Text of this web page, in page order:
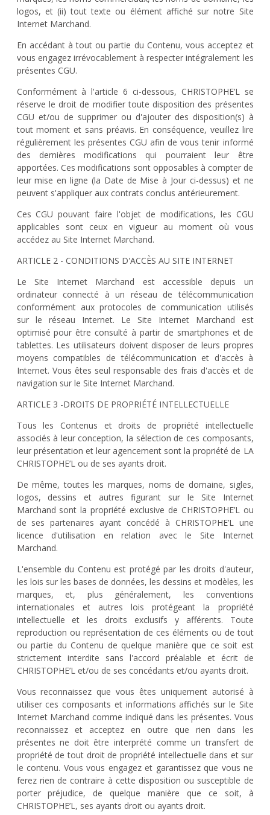
logos, et (ii) tout texte ou élément affiché sur notre Site
Internet Marchand.
En accédant à tout ou partie du Contenu, vous acceptez et
vous engagez irrévocablement à respecter intégralement les
présentes CGU.
Conformément à l'article 6 ci-dessous, CHRISTOPHE’L se
réserve le droit de modifier toute disposition des présentes
CGU et/ou de supprimer ou d'ajouter des disposition(s) à
tout moment et sans préavis. En conséquence, veuillez lire
régulièrement les présentes CGU afin de vous tenir informé
des dernières modifications qui pourraient leur être
apportées. Ces modifications sont opposables à compter de
leur mise en ligne (la Date de Mise à Jour ci-dessus) et ne
peuvent s'appliquer aux contrats conclus antérieurement.
Ces CGU pouvant faire l'objet de modifications, les CGU
applicables sont ceux en vigueur au moment où vous
accédez au Site Internet Marchand.
ARTICLE 2 - CONDITIONS D'ACCÈS AU SITE INTERNET
Le Site Internet Marchand est accessible depuis un
ordinateur connecté à un réseau de télécommunication
conformément aux protocoles de communication utilisés
sur le réseau Internet. Le Site Internet Marchand est
optimisé pour être consulté à partir de smartphones et de
tablettes. Les utilisateurs doivent disposer de leurs propres
moyens compatibles de télécommunication et d'accès à
Internet. Vous êtes seul responsable des frais d'accès et de
navigation sur le Site Internet Marchand.
ARTICLE 3 -DROITS DE PROPRIÉTÉ INTELLECTUELLE
Tous les Contenus et droits de propriété intellectuelle
associés à leur conception, la sélection de ces composants,
leur présentation et leur agencement sont la propriété de LA
CHRISTOPHE’L ou de ses ayants droit.
De même, toutes les marques, noms de domaine, sigles,
logos, dessins et autres figurant sur le Site Internet
Marchand sont la propriété exclusive de CHRISTOPHE’L ou
de ses partenaires ayant concédé à CHRISTOPHE’L une
licence d'utilisation en relation avec le Site Internet
Marchand.
L'ensemble du Contenu est protégé par les droits d'auteur,
les lois sur les bases de données, les dessins et modèles, les
marques, et, plus généralement, les conventions
internationales et autres lois protégeant la propriété
intellectuelle et les droits exclusifs y afférents. Toute
reproduction ou représentation de ces éléments ou de tout
ou partie du Contenu de quelque manière que ce soit est
strictement interdite sans l'accord préalable et écrit de
CHRISTOPHE’L et/ou de ses concédants et/ou ayants droit.
Vous reconnaissez que vous êtes uniquement autorisé à
utiliser ces composants et informations affichés sur le Site
Internet Marchand comme indiqué dans les présentes. Vous
reconnaissez et acceptez en outre que rien dans les
présentes ne doit être interprété comme un transfert de
propriété de tout droit de propriété intellectuelle dans et sur
le contenu. Vous vous engagez et garantissez que vous ne
ferez rien de contraire à cette disposition ou susceptible de
porter préjudice, de quelque manière que ce soit, à
CHRISTOPHE’L, ses ayants droit ou ayants droit.